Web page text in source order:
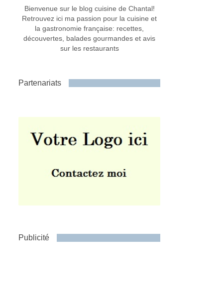
Bienvenue sur le blog cuisine de Chantal!
Retrouvez ici ma passion pour la cuisine et
la gastronomie française: recettes,
découvertes, balades gourmandes et avis
sur les restaurants
Partenariats
Publicité